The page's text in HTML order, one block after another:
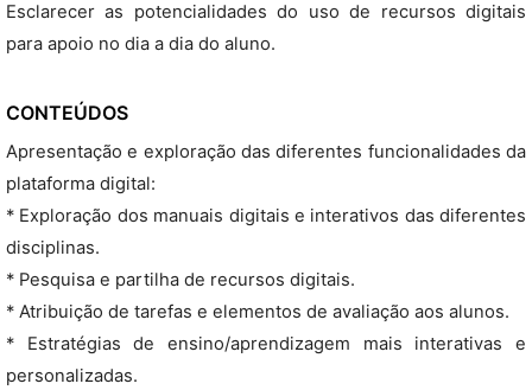
Esclarecer as potencialidades do uso de recursos digitais
para apoio no dia a dia do aluno.
CONTEÚDOS
Apresentação e exploração das diferentes funcionalidades da
plataforma digital:
* Exploração dos manuais digitais e interativos das diferentes
disciplinas.
* Pesquisa e partilha de recursos digitais.
* Atribuição de tarefas e elementos de avaliação aos alunos.
* Estratégias de ensino/aprendizagem mais interativas e
personalizadas.